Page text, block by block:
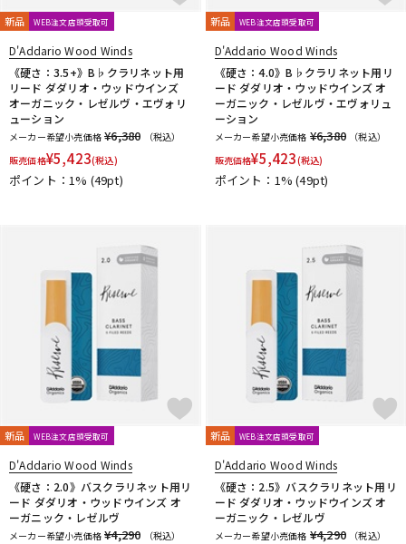
新品 WEB注文店頭受取可
D'Addario Wood Winds
《硬さ：3.5+》B♭クラリネット用
リード ダダリオ・ウッドウインズ
オーガニック・レゼルヴ・エヴォリ
ューション
メーカー希望小売価格 ¥6,380
（税込）
販売価格¥5,423(税込)
ポイント：1% (49pt)
新品 WEB注文店頭受取可
D'Addario Wood Winds
《硬さ：4.0》B♭クラリネット用リ
ード ダダリオ・ウッドウインズ オ
ーガニック・レゼルヴ・エヴォリュ
ーション
メーカー希望小売価格 ¥6,380
（税込）
販売価格¥5,423(税込)
ポイント：1%(49pt)
新品 WEB注文店頭受取可
D'Addario Wood Winds
《硬さ：2.0》バスクラリネット用リ
ード ダダリオ・ウッドウインズ オ
ーガニック・レゼルヴ
メーカー希望小売価格 ¥4,290
（税込）
新品 WEB注文店頭受取可
D'Addario Wood Winds
《硬さ：2.5》バスクラリネット用リ
ード ダダリオ・ウッドウインズ オ
ーガニック・レゼルヴ
メーカー希望小売価格 ¥4,290
（税込）